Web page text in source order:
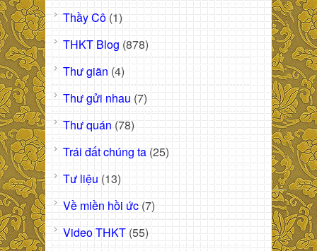
Thầy Cô (1)
THKT Blog (878)
Thư giãn (4)
Thư gửi nhau (7)
Thư quán (78)
Trái đất chúng ta (25)
Tư liệu (13)
Về miền hồi ức (7)
Video THKT (55)